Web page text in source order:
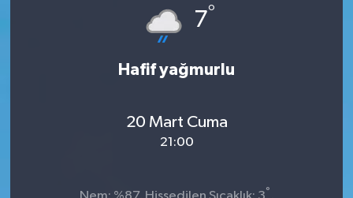
7°
Hafif yağmurlu
20 Mart Cuma
21:00
°